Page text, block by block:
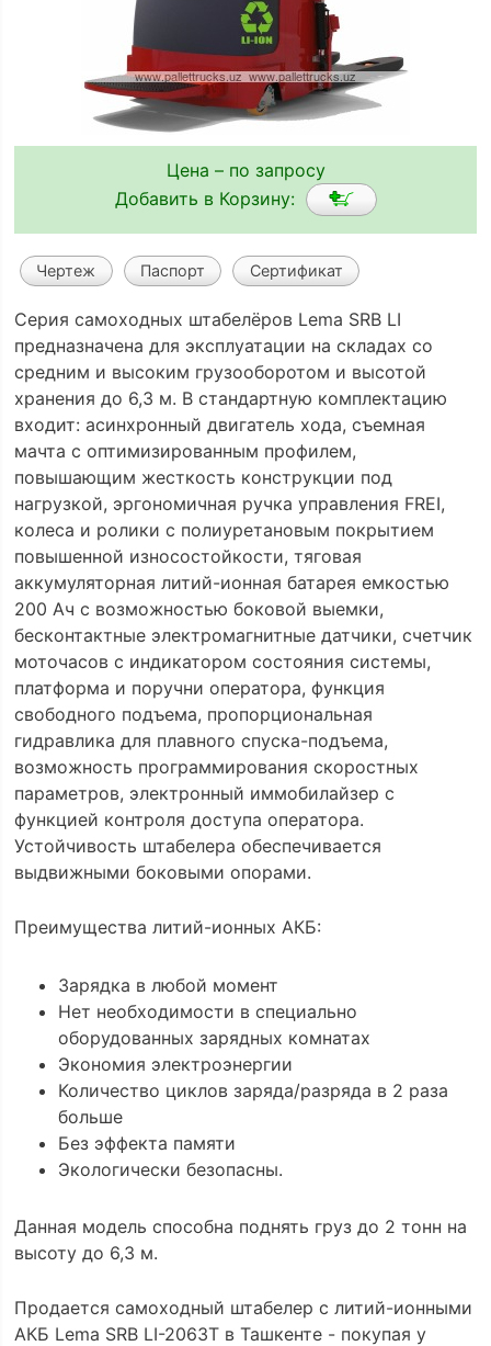
Цена – по запросу
Добавить в Корзину:
Чертеж Паспорт Сертификат
Серия самоходных штабелёров Lema SRB LI
предназначена для эксплуатации на складах со
средним и высоким грузооборотом и высотой
хранения до 6,3 м. В стандартную комплектацию
входит: асинхронный двигатель хода, съемная
мачта с оптимизированным профилем,
повышающим жесткость конструкции под
нагрузкой, эргономичная ручка управления FREI,
колеса и ролики с полиуретановым покрытием
повышенной износостойкости, тяговая
аккумуляторная литий-ионная батарея емкостью
200 Ач с возможностью боковой выемки,
бесконтактные электромагнитные датчики, счетчик
моточасов с индикатором состояния системы,
платформа и поручни оператора, функция
свободного подъема, пропорциональная
гидравлика для плавного спуска-подъема,
возможность программирования скоростных
параметров, электронный иммобилайзер с
функцией контроля доступа оператора.
Устойчивость штабелера обеспечивается
выдвижными боковыми опорами.
Преимущества литий-ионных АКБ:
Зарядка в любой момент
Нет необходимости в специально
оборудованных зарядных комнатах
Экономия электроэнергии
Количество циклов заряда/разряда в 2 раза
больше
Без эффекта памяти
Экологически безопасны.
Данная модель способна поднять груз до 2 тонн на
высоту до 6,3 м.
Продается самоходный штабелер с литий-ионными
АКБ Lema SRB LI-2063Т в Ташкенте - покупая у